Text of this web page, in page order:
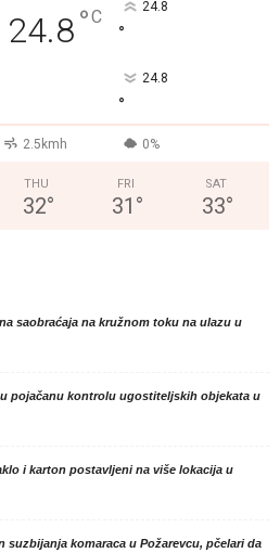
24.8°C 24.8
°
24.8
°
2.5kmh 0%
THU
32°
FRI
31 °
SAT
33°
saobraćaja na kružnom toku na ulazu u
pojačanu kontrolu ugostiteljskih objekata u
i karton postavljeni na više lokacija u
suzbijanja komaraca u Požarevcu, pčelari da